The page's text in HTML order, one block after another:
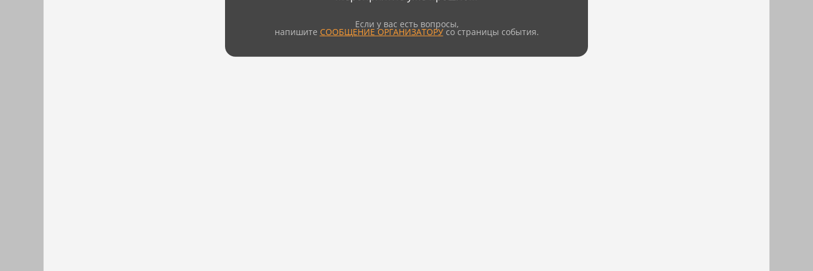
Если у вас есть вопросы,
напишите СООБЩЕНИЕ ОРГАНИЗАТОРУсо страницы события.